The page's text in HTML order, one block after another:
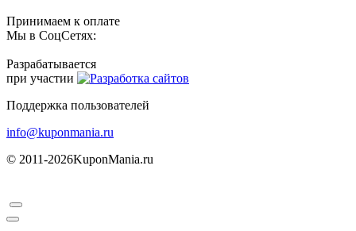
Принимаем к оплате
Мы в СоцСетях:
Разрабатывается
при участии
Поддержка пользователей
info@kuponmania.ru
© 2011-2026KuponMania.ru